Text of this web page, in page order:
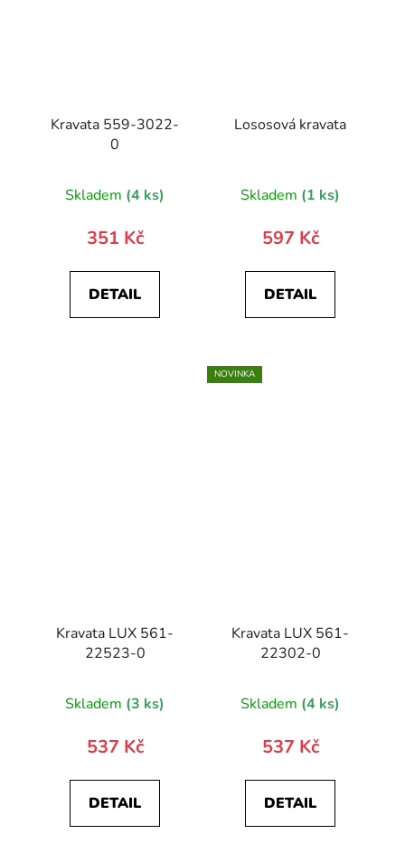
Kravata 559-3022-
0
Skladem (4 ks)
351 Kč
DETAIL
Lososová kravata
Skladem (1 ks)
597 Kč
DETAIL
Kravata LUX 561-
22523-0
Skladem (3 ks)
537 Kč
DETAIL
NOVINKA
Kravata LUX 561-
22302-0
Skladem (4 ks)
537 Kč
DETAIL